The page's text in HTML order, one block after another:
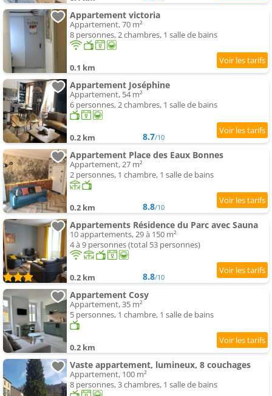
Appartement victoria
Appartement, 70 m²
8 personnes, 2 chambres, 1 salle de bains
0.1 km
Appartement Joséphine
Appartement, 54 m²
6 personnes, 2 chambres, 1 salle de bains
0.2 km 8.7/10
Appartement Place des Eaux Bonnes
Appartement, 27 m²
2 personnes, 1 chambre, 1 salle de bains
0.2 km 8.8/10
Appartements Résidence du Parc avec Sauna
10 appartements, 29 à 150 m²
4 à 9 personnes (total 53 personnes)
0.2 km 8.8/10
Appartement Cosy
Appartement, 35 m²
5 personnes, 1 chambre, 1 salle de bains
0.2 km
Vaste appartement, lumineux, 8 couchages
Appartement, 100 m²
8 personnes, 3 chambres, 1 salle de bains